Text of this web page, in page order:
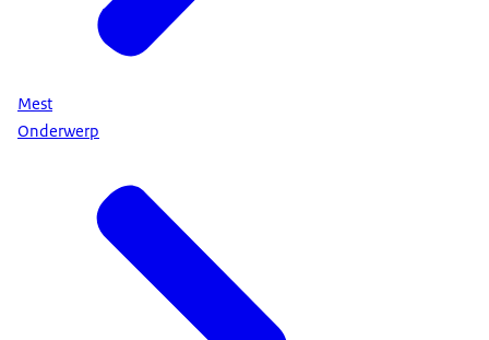
Mest
Onderwerp